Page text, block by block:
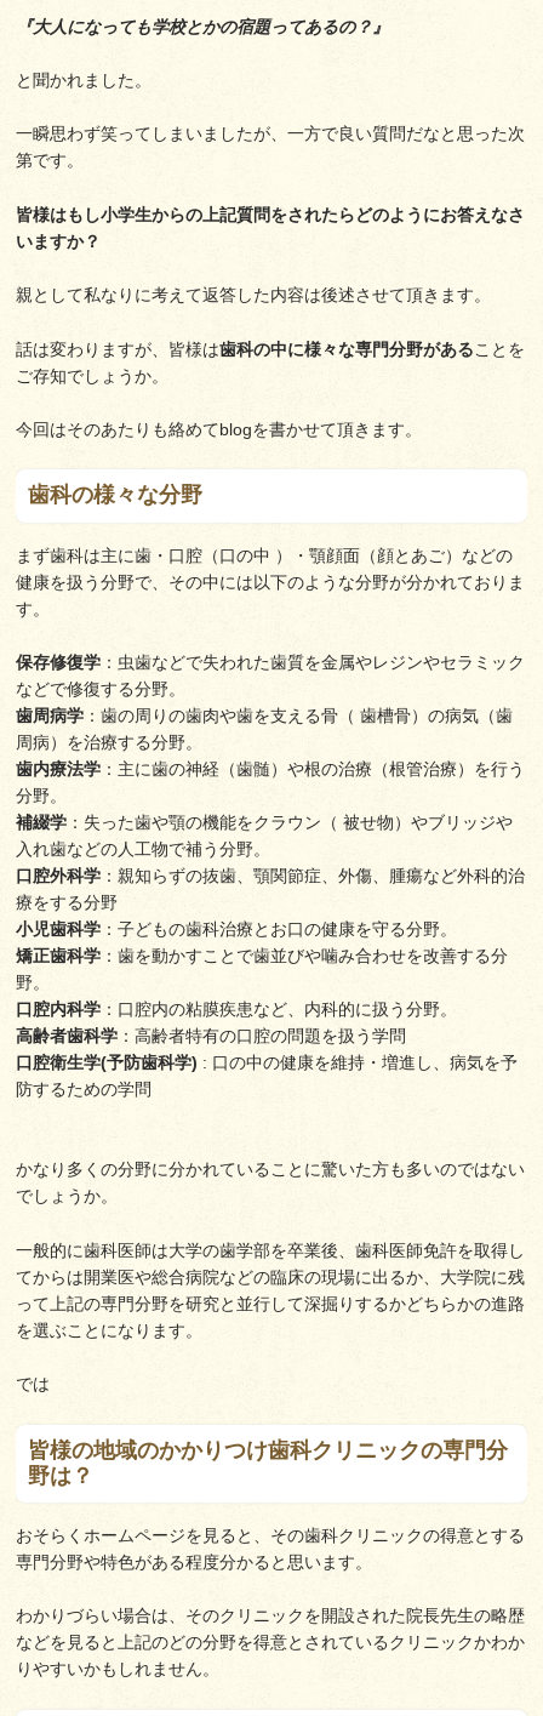
『大人になっても学校とかの宿題ってあるの？』
と聞かれました。
一瞬思わず笑ってしまいましたが、一方で良い質問だなと思った次
第です。
皆様はもし小学生からの上記質問をされたらどのようにお答えなさ
いますか？
親として私なりに考えて返答した内容は後述させて頂きます。
話は変わりますが、皆様は歯科の中に様々な専門分野があることを
ご存知でしょうか。
今回はそのあたりも絡めてblogを書かせて頂きます。
歯科の様々な分野
まず歯科は主に歯・口腔（口の中 ）・顎顔面（顔とあご）などの
健康を扱う分野で、その中には以下のような分野が分かれておりま
す。
保存修復学 ：虫歯などで失われた歯質を金属やレジンやセラミック
などで修復する分野。
歯周病学 ：歯の周りの歯肉や歯を支える骨（ 歯槽骨）の病気（歯
周病）を治療する分野。
歯内療法学 ：主に歯の神経（歯髄）や根の治療（根管治療）を行う
分野。
補綴学 ：失った歯や顎の機能をクラウン（ 被せ物）やブリッジや
入れ歯などの人工物で補う分野。
口腔外科学 ：親知らずの抜歯、顎関節症、外傷、腫瘍など外科的治
療をする分野
小児歯科学 ：子どもの歯科治療とお口の健康を守る分野。
矯正歯科学 ：歯を動かすことで歯並びや噛み合わせを改善する分
野。
口腔内科学 ：口腔内の粘膜疾患など、内科的に扱う分野。
高齢者歯科学 ：高齢者特有の口腔の問題を扱う学問
口腔衛生学(予防歯科学) : 口の中の健康を維持・増進し、病気を予
防するための学問
かなり多くの分野に分かれていることに驚いた方も多いのではない
でしょうか。
一般的に歯科医師は大学の歯学部を卒業後、歯科医師免許を取得し
てからは開業医や総合病院などの臨床の現場に出るか、大学院に残
って上記の専門分野を研究と並行して深掘りするかどちらかの進路
を選ぶことになります。
では
皆様の地域のかかりつけ歯科クリニックの専門分
野は？
おそらくホームページを見ると、その歯科クリニックの得意とする
専門分野や特色がある程度分かると思います。
わかりづらい場合は、そのクリニックを開設された院長先生の略歴
などを見ると上記のどの分野を得意とされているクリニックかわか
りやすいかもしれません。